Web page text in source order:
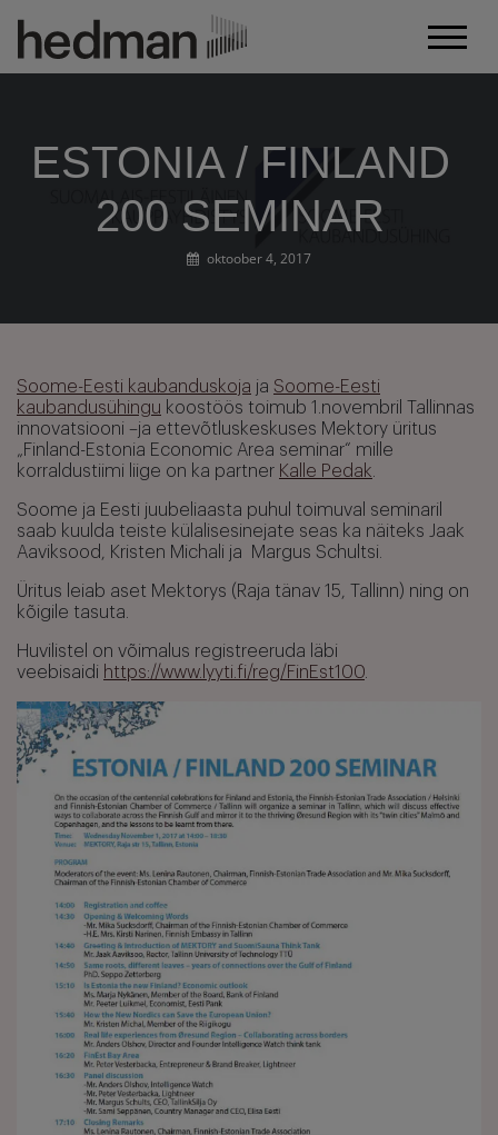
ESTONIA / FINLAND
200 SEMINAR
oktoober 4, 2017
Soome-Eesti kaubanduskoja ja Soome-Eesti
kaubandusühingu koostöös toimub 1.novembril Tallinnas
innovatsiooni –ja ettevõtluskeskuses Mektory üritus
„Finland-Estonia Economic Area seminar“ mille
korraldustiimi liige on ka partner Kalle Pedak
Soome ja Eesti juubeliaasta puhul toimuval seminaril
saab kuulda teiste külalisesinejate seas ka näiteks Jaak
Aaviksood, Kristen Michali ja Margus Schultsi.
Üritus leiab aset Mektorys (Raja tänav 15, Tallinn) ning on
kõigile tasuta.
Huvilistel on võimalus registreeruda läbi
veebisaidi https://www.lyyti.fi/reg/FinEst100